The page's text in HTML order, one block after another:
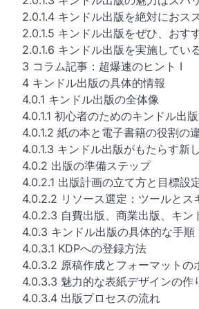
2.0.1.4 キンドル出版を絶対におス
2.0.1.5 キンドル出版をぜひ、おす
2.0.1.6 キンドル出版を実施してい
3 コラム記事：超爆速のヒント I
4 キンドル出版の具体的情報
4.0.1 キンドル出版の全体像
4.0.1.1 初心者のためのキンドル出
4.0.1.2 紙の本と電子書籍の役割の
4.0.1.3 キンドル出版がもたらす新
4.0.2 出版の準備ステップ
4.0.2.1 出版計画の立て方と目標設
4.0.2.2 リソース選定：ツールとス
4.0.2.3 自費出版、商業出版、キン
4.0.3 キンドル出版の具体的な手順
4.0.3.1 KDPへの登録方法
4.0.3.2 原稿作成とフォーマットの
4.0.3.3 魅力的な表紙デザインの作
4.0.3.4 出版プロセスの流れ